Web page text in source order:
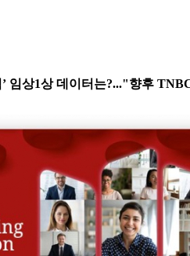
임상1상 데이터는?..."향후